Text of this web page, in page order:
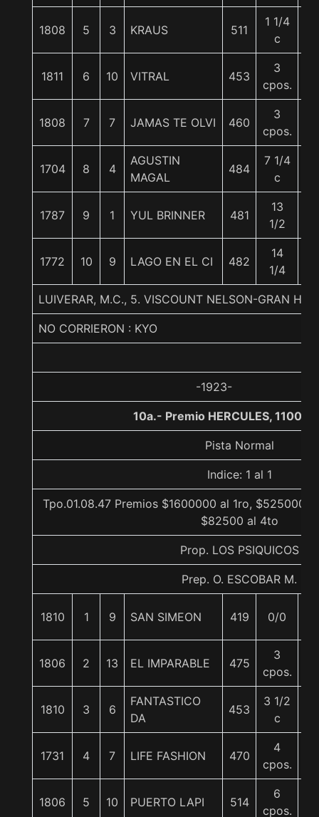
1808 5 3 KRAUS 511
1 1/4
c
1811 6 10 VITRAL 453
3
cpos.
1808 7 7 JAMAS TE OLVI 460
3
cpos.
1704 8 4
AGUSTIN
MAGAL
484
7 1/4
c
1787 9 1 YUL BRINNER 481
13
1/2
1772 10 9 LAGO EN EL CI 482
14
1/4
LUIVERAR, M.C., 5. VISCOUNT NELSON-GRAN
NO CORRIERON : KYO
-1923-
10a.- Premio HERCULES, 1100
Pista Normal
Indice: 1 al 1
Tpo.01.08.47 Premios $1600000 al 1ro, $525000
$82500 al 4to
Prop. LOS PSIQUICOS
Prep. O. ESCOBAR M.
1810 1 9 SAN SIMEON 419 0/0
1806 2 13 EL IMPARABLE 475
3
cpos.
1810 3 6
FANTASTICO
DA
453
3 1/2
c
1731 4 7 LIFE FASHION 470
4
cpos.
1806 5 10 PUERTO LAPI 514
6
cpos.